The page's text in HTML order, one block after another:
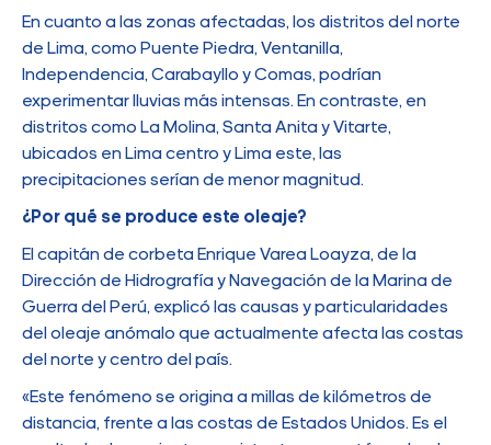
En cuanto a las zonas afectadas, los distritos del norte
de Lima, como Puente Piedra, Ventanilla,
Independencia, Carabayllo y Comas, podrían
experimentar lluvias más intensas. En contraste, en
distritos como La Molina, Santa Anita y Vitarte,
ubicados en Lima centro y Lima este, las
precipitaciones serían de menor magnitud.
¿Por qué se produce este oleaje?
El capitán de corbeta Enrique Varea Loayza, de la
Dirección de Hidrografía y Navegación de la Marina de
Guerra del Perú, explicó las causas y particularidades
del oleaje anómalo que actualmente afecta las costas
del norte y centro del país.
«Este fenómeno se origina a millas de kilómetros de
distancia, frente a las costas de Estados Unidos. Es el